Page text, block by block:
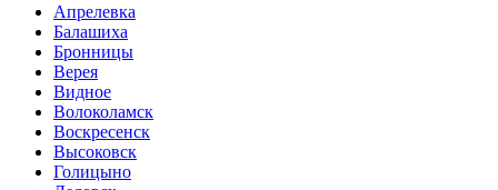
Апрелевка
Балашиха
Бронницы
Верея
Видное
Волоколамск
Воскресенск
Высоковск
Голицыно